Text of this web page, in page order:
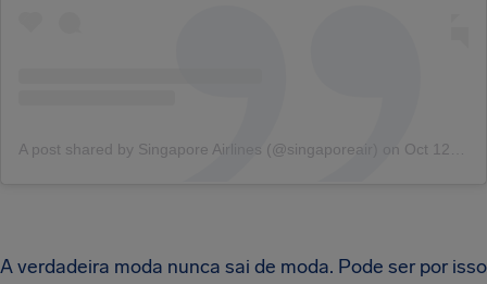
A post shared by Singapore Airlines (@singaporeair) on Oct 12, 2018 at 1:00am PDT
A verdadeira moda nunca sai de moda. Pode ser por isso